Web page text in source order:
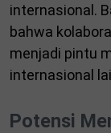
internasional.
bahwa
menjadi pintu
internasional
Potensi